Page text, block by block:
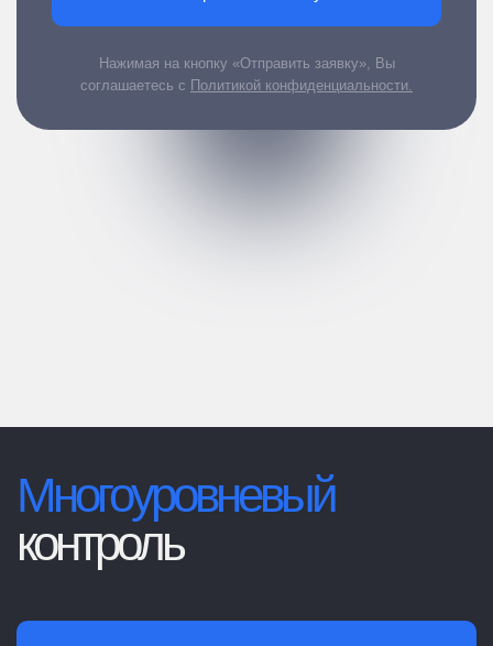
Нажимая на кнопку «Отправить заявку», Вы
соглашаетесь с Политикой конфиденциальности.
Многоуровневый
контроль